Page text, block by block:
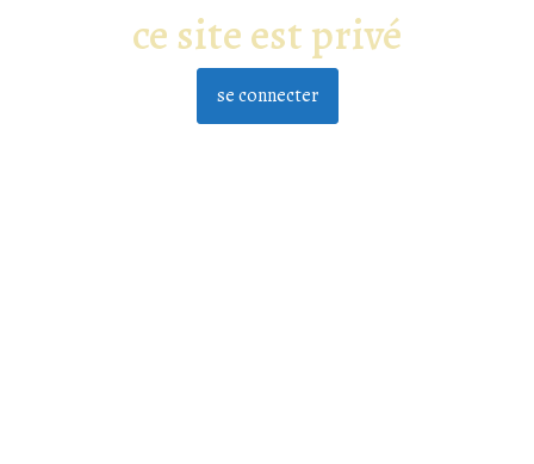
ce site est privé
se connecter